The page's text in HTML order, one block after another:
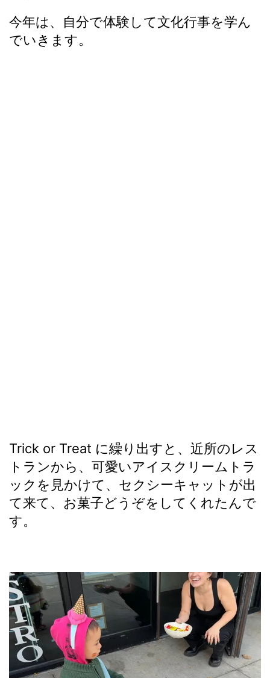
今年は、自分で体験して文化行事を学ん
でいきます。
Trick or Treat に繰り出すと、近所のレス
トランから、可愛いアイスクリームトラ
ックを見かけて、セクシーキャットが出
て来て、お菓子どうぞをしてくれたんで
す。